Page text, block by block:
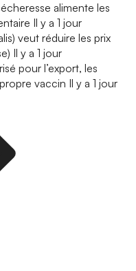
alimente les
Il y a 1 jour
veut réduire les prix
Il y a 1 jour
pour l’export, les
vaccin Il y a 1 jour